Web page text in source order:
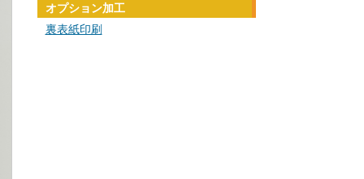
オプション加工
裏表紙印刷